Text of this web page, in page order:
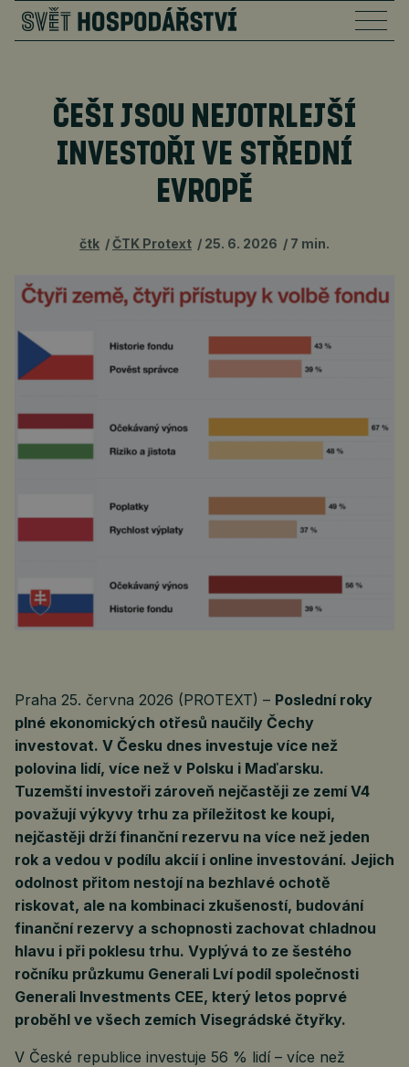
ČEŠI JSOU NEJOTRLEJŠÍ
INVESTOŘI VE STŘEDNÍ
EVROPĚ
čtk ČTK Protext 25. 6. 2026 7 min.
Praha 25. června 2026 (PROTEXT) – Poslední roky
plné ekonomických otřesů naučily Čechy
investovat. V Česku dnes investuje více než
polovina lidí, více než v Polsku i Maďarsku.
Tuzemští investoři zároveň nejčastěji ze zemí V4
považují výkyvy trhu za příležitost ke koupi,
nejčastěji drží finanční rezervu na více než jeden
rok a vedou v podílu akcií i online investování. Jejich
odolnost přitom nestojí na bezhlavé ochotě
riskovat, ale na kombinaci zkušeností, budování
finanční rezervy a schopnosti zachovat chladnou
hlavu i při poklesu trhu. Vyplývá to ze šestého
ročníku průzkumu Generali Lví podíl společnosti
Generali Investments CEE, který letos poprvé
proběhl ve všech zemích Visegrádské čtyřky.
V České republice investuje 56 % lidí – více než